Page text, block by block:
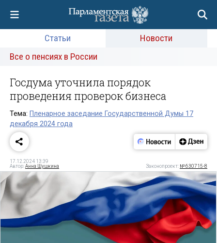
Статьи
Новости
Все о пенсиях в России
Госдума уточнила порядок
проведения проверок бизнеса
Тема: Пленарное заседание Государственной Думы 17
декабря 2024 года
17.12.2024 13:39
Автор:Анна Шушкина Законопроект: № 630715-8